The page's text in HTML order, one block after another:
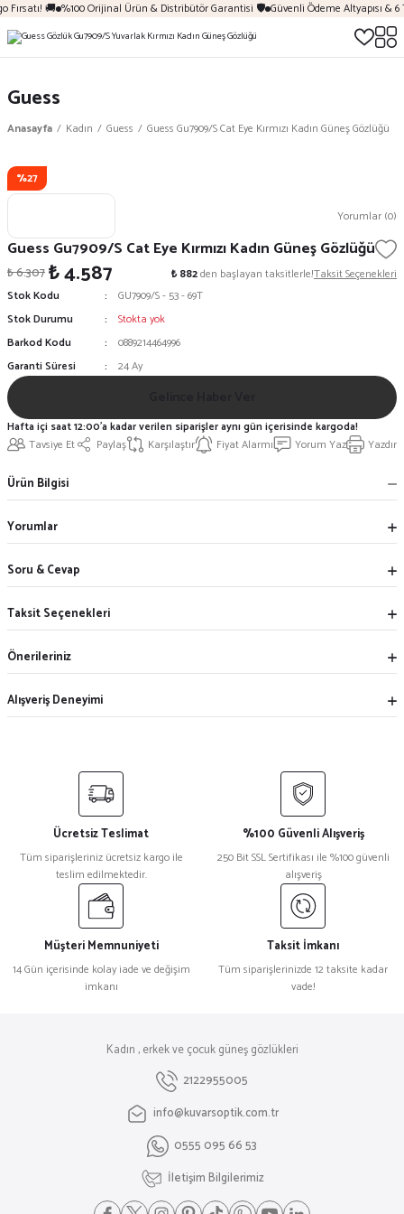
🚚 %100 Orijinal Ürün & Distribütör Garantisi 🛡️ Güvenli Ödeme Altyapısı &
Guess
Anasayfa Kadın Guess Guess Gu7909/S Cat Eye Kırmızı Kadın Güneş Gözlüğü
%27
Yorumlar (0)
Guess Gu7909/S Cat Eye Kırmızı Kadın Güneş Gözlüğü
₺ 6.307₺ 4.587 ₺ 882den başlayan taksitlerle!Taksit Seçenekleri
Stok Kodu
GU7909/S - 53 - 69T
Stok Durumu
Stokta yok
Barkod Kodu
0889214464996
Garanti Süresi
24 Ay
Tavsiye Et Paylaş Karşılaştır Fiyat Alarmı Yorum Yaz Yazdır
Hafta içi saat 12:00'a kadar verilen siparişler aynı gün içerisinde kargoda!
Ürün Bilgisi
Yorumlar
Soru & Cevap
Taksit Seçenekleri
Önerileriniz
Alışveriş Deneyimi
Ücretsiz Teslimat
Tüm siparişleriniz ücretsiz kargo ile
teslim edilmektedir.
%100 Güvenli Alışveriş
250 Bit SSL Sertifikası ile %100 güvenli
alışveriş
Müşteri Memnuniyeti
14 Gün içerisinde kolay iade ve değişim
imkanı
Taksit İmkanı
Tüm siparişlerinizde 12 taksite kadar
vade!
Kadın , erkek ve çocuk güneş gözlükleri
2122955005
info@kuvarsoptik.com.tr
0555 095 66 53
İletişim Bilgilerimiz